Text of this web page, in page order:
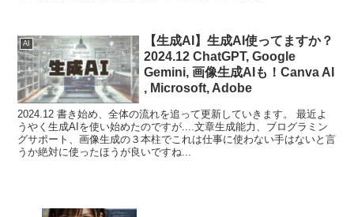
AI
【生成AI】生成AI使ってますか？
2024.12 ChatGPT, Google
Gemini, 画像生成AIも！Canva AI
, Microsoft, Adobe
2024.12 書き始め、全体の流れを追って更新していきます。 最近よ
うやく生成AIを使い始めたのですが....文章生成能力、ブログラミン
グサポート、画像生成の３本柱でこれは仕事に使わない手はないと言
うか絶対に使ったほうが良いですね...